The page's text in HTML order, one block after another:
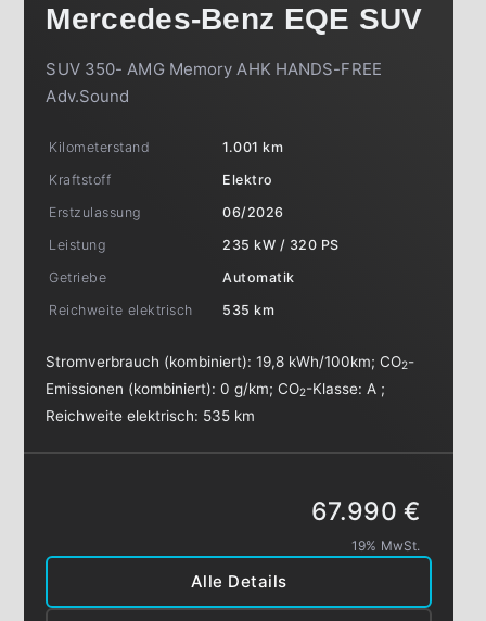
Mercedes-Benz EQE SUV
SUV 350- AMG Memory AHK HANDS-FREE
Adv.Sound
Kilometerstand
1.001 km
Kraftstoff
Elektro
Erstzulassung
06/2026
Leistung
235 kW / 320 PS
Getriebe
Automatik
Reichweite elektrisch
535 km
Stromverbrauch (kombiniert):19,8 kWh/100km;CO2-
Emissionen (kombiniert):0 g/km;CO2-Klasse: A ;
Reichweite elektrisch: 535 km
Alle Details
67.990 €
19% MwSt.